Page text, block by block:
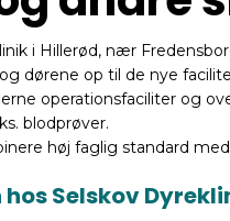
i Hillerød, nær
dørene op til de nye
operationsfaciliter og
blodprøver.
høj faglig standard
Selskov